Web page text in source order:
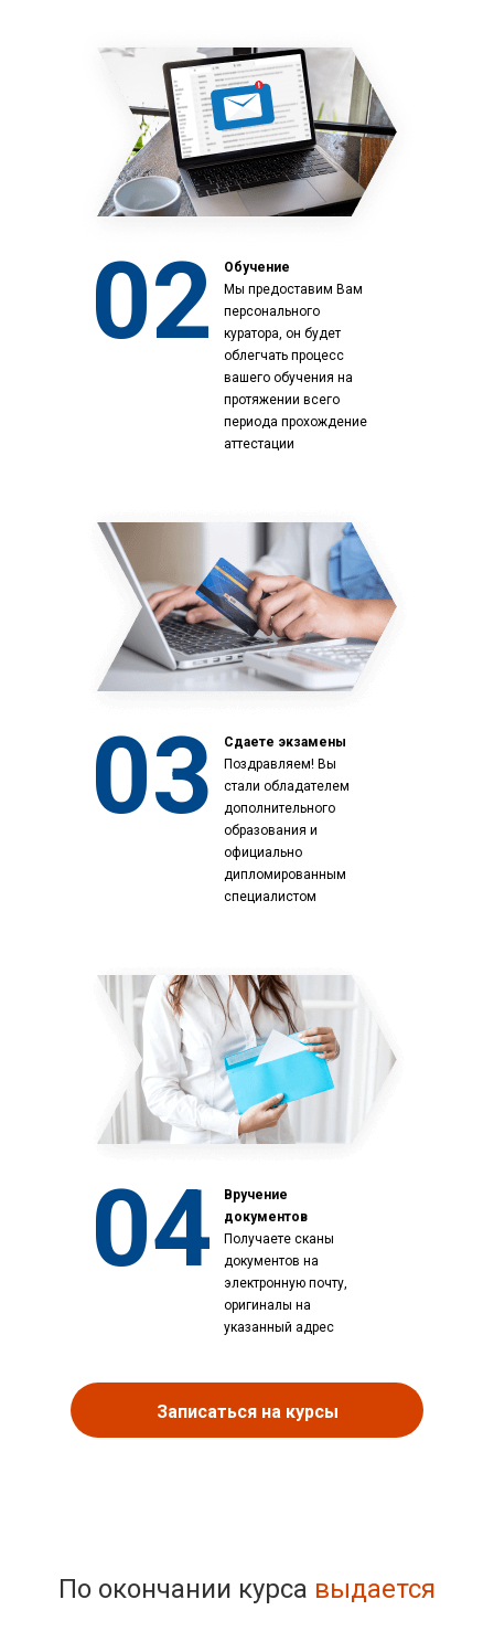
02
Обучение
Мы предоставим Вам
персонального
куратора, он будет
облегчать процесс
вашего обучения на
протяжении всего
периода прохождение
аттестации
03
Сдаете экзамены
Поздравляем! Вы
стали обладателем
дополнительного
образования и
официально
дипломированным
специалистом
04
Вручение
документов
Получаете сканы
документов на
электронную почту,
оригиналы на
указанный адрес
Записаться на курсы
По окончании курса выдается